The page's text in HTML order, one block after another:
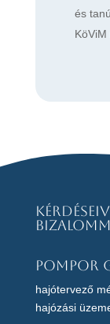
és
Pompor
hajótervező
hajózási